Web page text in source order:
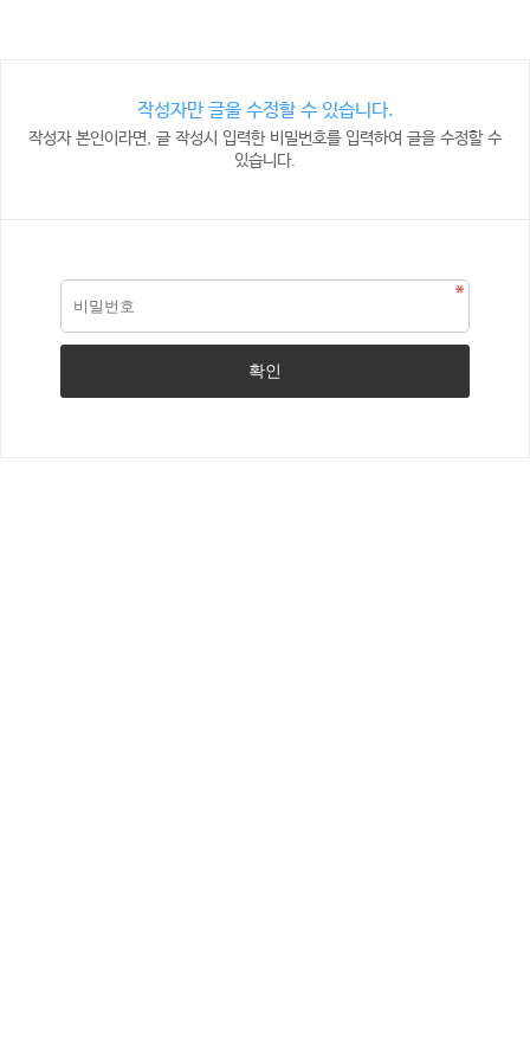
작성자만 글을 수정할 수 있습니다.
작성자 본인이라면, 글 작성시 입력한 비밀번호를 입력하여 글을 수정할 수
있습니다.